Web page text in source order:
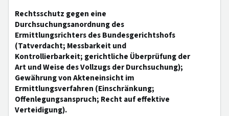
Rechtsschutz gegen eine
Durchsuchungsanordnung des
Ermittlungsrichters des Bundesgerichtshofs
(Tatverdacht; Messbarkeit und
Kontrollierbarkeit; gerichtliche Überprüfung der
Art und Weise des Vollzugs der Durchsuchung);
Gewährung von Akteneinsicht im
Ermittlungsverfahren (Einschränkung;
Offenlegungsanspruch; Recht auf effektive
Verteidigung).